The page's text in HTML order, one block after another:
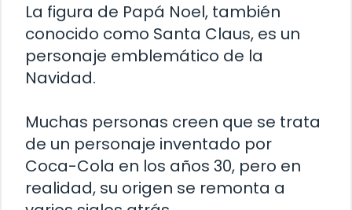
La figura de Papá Noel, también
conocido como Santa Claus, es un
personaje emblemático de la
Navidad.
Muchas personas creen que se trata
de un personaje inventado por
Coca-Cola en los años 30, pero en
realidad, su origen se remonta a